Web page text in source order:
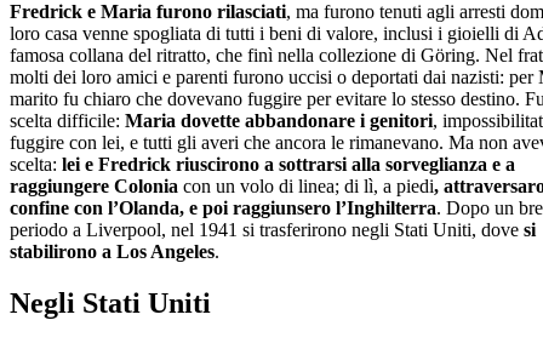
Fredrick e Maria furono rilasciati, ma furono tenuti agli arresti
loro casa venne spogliata di tutti i beni di valore, inclusi i gioielli di
famosa collana del ritratto, che finì nella collezione di Göring. Nel
molti dei loro amici e parenti furono uccisi o deportati dai nazisti: per
marito fu chiaro che dovevano fuggire per evitare lo stesso destino.
scelta difficile: Maria dovette abbandonare i genitori,
fuggire con lei, e tutti gli averi che ancora le rimanevano. Ma non
scelta: lei e Fredrick riuscirono a sottrarsi alla sorveglianza e a
raggiungere Colonia con un volo di linea; di lì, a piedi,
confine con l’Olanda, e poi raggiunsero l’Inghilterra. Dopo un
periodo a Liverpool, nel 1941 si trasferirono negli Stati Uniti, dove si
stabilirono a Los Angeles.
Negli Stati Uniti